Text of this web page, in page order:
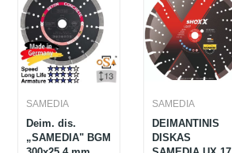
SAMEDIA
Deim. dis.
„SAMEDIA" BGM
SAMEDIA
DEIMANTINIS
DISKAS